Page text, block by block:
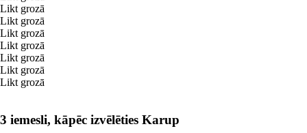
Likt grozā
Likt grozā
Likt grozā
Likt grozā
Likt grozā
Likt grozā
Likt grozā
3 iemesli, kāpēc izvēlēties Karup